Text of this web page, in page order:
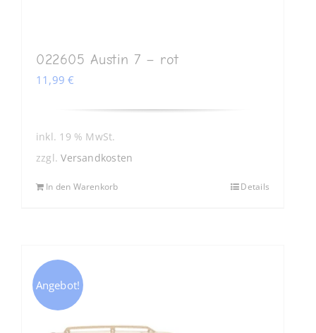
022605 Austin 7 – rot
11,99€
inkl. 19 % MwSt.
zzgl.Versandkosten
In den Warenkorb Details
Angebot!